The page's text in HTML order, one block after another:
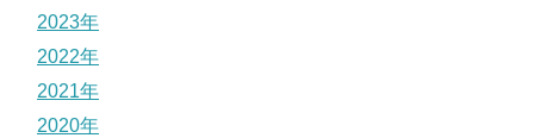
2023年
2022年
2021年
2020年